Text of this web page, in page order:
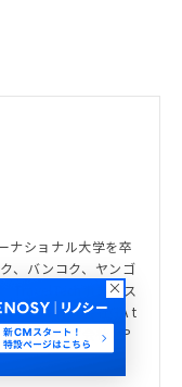
ナショナル大学を卒
、バンコク、ヤンゴ
TravelTech事業のス
現在は株式会社GA t
・グループ会社のP